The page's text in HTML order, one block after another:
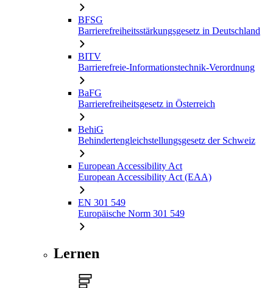
BFSG
Barrierefreiheitsstärkungsgesetz in Deutschland
BITV
Barrierefreie-Informationstechnik-Verordnung
BaFG
Barrierefreiheitsgesetz in Österreich
BehiG
Behindertengleichstellungsgesetz der Schweiz
European Accessibility Act
European Accessibility Act (EAA)
EN 301 549
Europäische Norm 301 549
Lernen